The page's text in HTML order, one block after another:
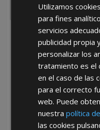
He leído y
*Abstenerse particulares,
Utilizamos
para fines
servicios
publicidad propia
personalizar los
tratamiento es el
en el caso de las
para el correcto
web. Puede
nuestrapolítica
las cookies